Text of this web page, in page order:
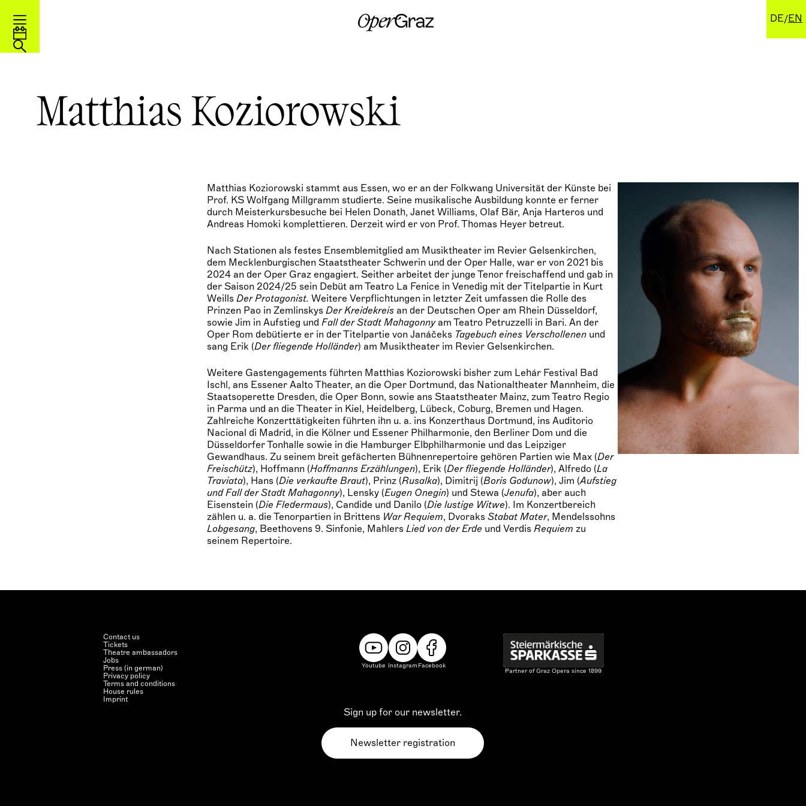
k
i
DE EN
Matthias Koziorowski
Matthias Koziorowski stammt aus Essen, wo er an der Folkwang Universität der Künste bei
Prof. KS Wolfgang Millgramm studierte. Seine musikalische Ausbildung konnte er ferner
durch Meisterkursbesuche bei Helen Donath, Janet Williams, Olaf Bär, Anja Harteros und
Andreas Homoki komplettieren. Derzeit wird er von Prof. Thomas Heyer betreut.
Nach Stationen als festes Ensemblemitglied am Musiktheater im Revier Gelsenkirchen,
dem Mecklenburgischen Staatstheater Schwerin und der Oper Halle, war er von 2021 bis
2024 an der Oper Graz engagiert. Seither arbeitet der junge Tenor freischaffend und gab in
der Saison 2024/25 sein Debüt am Teatro La Fenice in Venedig mit der Titelpartie in Kurt
WeillsDer Protagonist. Weitere Verpflichtungen in letzter Zeit umfassen die Rolle des
Prinzen Pao in ZemlinskysDer Kreidekreis an der Deutschen Oper am Rhein Düsseldorf,
sowie Jim in Aufstieg undFall der Stadt Mahagonny am Teatro Petruzzelli in Bari. An der
Oper Rom debütierte er in der Titelpartie von Janáčeks Tagebuch eines Verschollenen und
sang Erik (Der fliegende Holländer) am Musiktheater im Revier Gelsenkirchen.
Weitere Gastengagements führten Matthias Koziorowski bisher zum Lehár Festival Bad
Ischl, ans Essener Aalto Theater, an die Oper Dortmund, das Nationaltheater Mannheim, die
Staatsoperette Dresden, die Oper Bonn, sowie ans Staatstheater Mainz, zum Teatro Regio
in Parma und an die Theater in Kiel, Heidelberg, Lübeck, Coburg, Bremen und Hagen.
Zahlreiche Konzerttätigkeiten führten ihn u. a. ins Konzerthaus Dortmund, ins Auditorio
Nacional di Madrid, in die Kölner und Essener Philharmonie, den Berliner Dom und die
Düsseldorfer Tonhalle sowie in die Hamburger Elbphilharmonie und das Leipziger
Gewandhaus. Zu seinem breit gefächerten Bühnenrepertoire gehören Partien wie Max (Der
Freischütz), Hoffmann (Hoffmanns Erzählungen), Erik (Der fliegende Holländer), Alfredo (La
Traviata), Hans (Die verkaufte Braut), Prinz (Rusalka), Dimitrij (Boris Godunow), Jim (Aufstieg
und Fall der Stadt Mahagonny), Lensky (Eugen Onegin) und Stewa (Jenufa), aber auch
Eisenstein (Die Fledermaus), Candide und Danilo (Die lustige Witwe). Im Konzertbereich
zählen u. a. die Tenorpartien in Brittens War Requiem, DvoraksStabat Mater, Mendelssohns
Lobgesang, Beethovens 9. Sinfonie, MahlersLied von der Erde und VerdisRequiem zu
seinem Repertoire.
Contact us
Tickets
Theatre ambassadors
Jobs
Press (in german)
Privacy policy
Terms and conditions
House rules
Imprint
Youtube Instagram Facebook
Sign up for our newsletter.
Newsletter registration
Partner of Graz Opera since 1899